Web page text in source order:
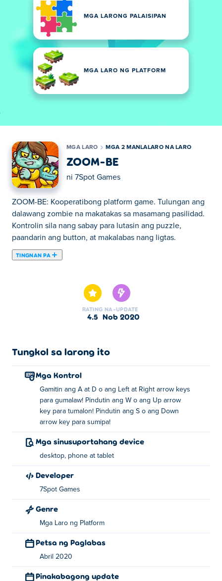
MGA LARONG PALAISIPAN
MGA LARO NG PLATFORM
MGA LARO MGA 2 MANLALARO NA LARO
ZOOM-BE
ni 7Spot Games
ZOOM-BE: Kooperatibong platform game. Tulungan ang
dalawang zombie na makatakas sa masamang pasilidad.
Kontrolin sila nang sabay para lutasin ang puzzle,
paandarin ang button, at makalabas nang ligtas.
TINGNAN PA
RATING
4.5
NA-UPDATE
Nob 2020
Tungkol sa larong ito
Mga Kontrol
Gamitin ang A at D o ang Left at Right arrow keys
para gumalaw! Pindutin ang W o ang Up arrow
key para tumalon! Pindutin ang S o ang Down
arrow key para sumipa!
Mga sinusuportahang device
desktop, phone at tablet
Developer
7Spot Games
Genre
Mga Laro ng Platform
Petsa ng Paglabas
Abril 2020
Pinakabagong update